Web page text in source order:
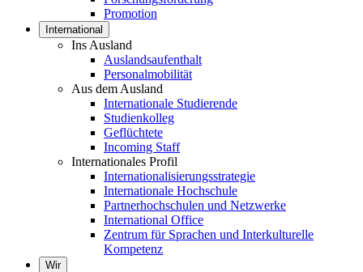
Promotion
International
Ins Ausland
Auslandsaufenthalt
Personalmobilität
Aus dem Ausland
Internationale Studierende
Studienkolleg
Geflüchtete
Incoming Staff
Internationales Profil
Internationalisierungsstrategie
Internationale Hochschule
Partnerhochschulen und Netzwerke
International Office
Zentrum für Sprachen und Interkulturelle
Kompetenz
Wir